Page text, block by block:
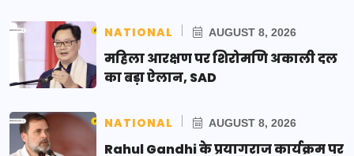
NATIONAL AUGUST 8, 2026
महिला आरक्षण पर शिरोमणि अकाली दल
का बड़ा ऐलान, SAD
NATIONAL AUGUST 8, 2026
Rahul Gandhi के प्रयागराज कार्यक्रम पर